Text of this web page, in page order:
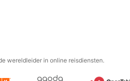
wereldleider in online reisdiensten.